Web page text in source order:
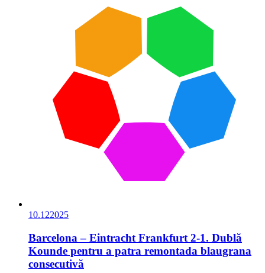
10.122025
Barcelona – Eintracht Frankfurt 2-1. Dublă
Kounde pentru a patra remontada blaugrana
consecutivă